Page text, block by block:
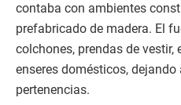
contaba con ambientes
prefabricado de madera. El
colchones, prendas de
enseres domésticos,
pertenencias.